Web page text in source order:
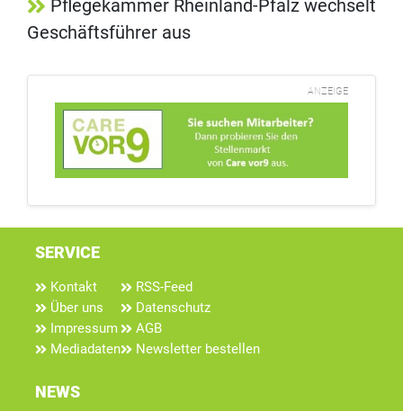
Pflegekammer Rheinland-Pfalz wechselt
Geschäftsführer aus
ANZEIGE
SERVICE
Kontakt
Über uns
Impressum
Mediadaten
RSS-Feed
Datenschutz
AGB
Newsletter bestellen
NEWS